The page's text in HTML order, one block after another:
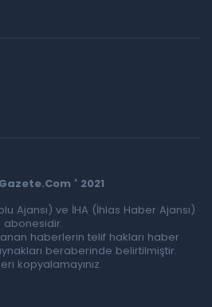
' 2021
Ajansı) ve İHA (İhlas Haber Ajansı)
abonesidir.
haberlerin telif hakları haber
beraberinde belirtilmiştir.
kopyalamayınız.